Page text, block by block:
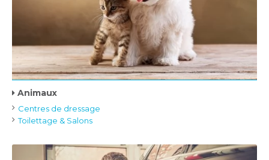
Animaux
Centres de dressage
Toilettage & Salons